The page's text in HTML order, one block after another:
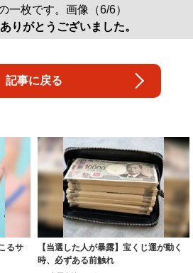
一枚です。画像（6/6）
りがとうございました。
記事に戻る
るサ
【当選した人が暴露】宝くじ運が動く
時、必ずある前触れ